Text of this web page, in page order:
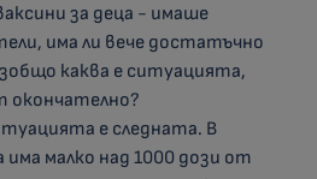
за деца - имаше
има ли вече достатъчно
каква е ситуацията,
окончателно?
е следната. В
малко над 1000 дози от